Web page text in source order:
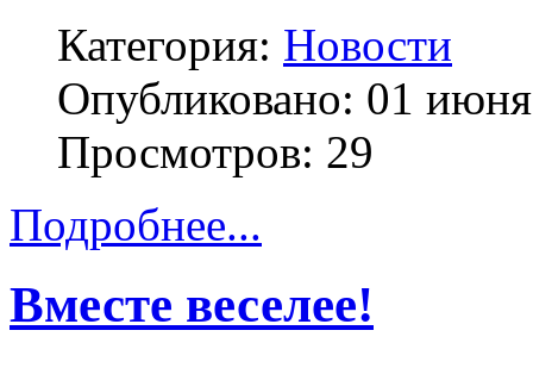
Категория: Новости
Опубликовано: 01
Просмотров: 29
Подробнее...
Вместе веселее!